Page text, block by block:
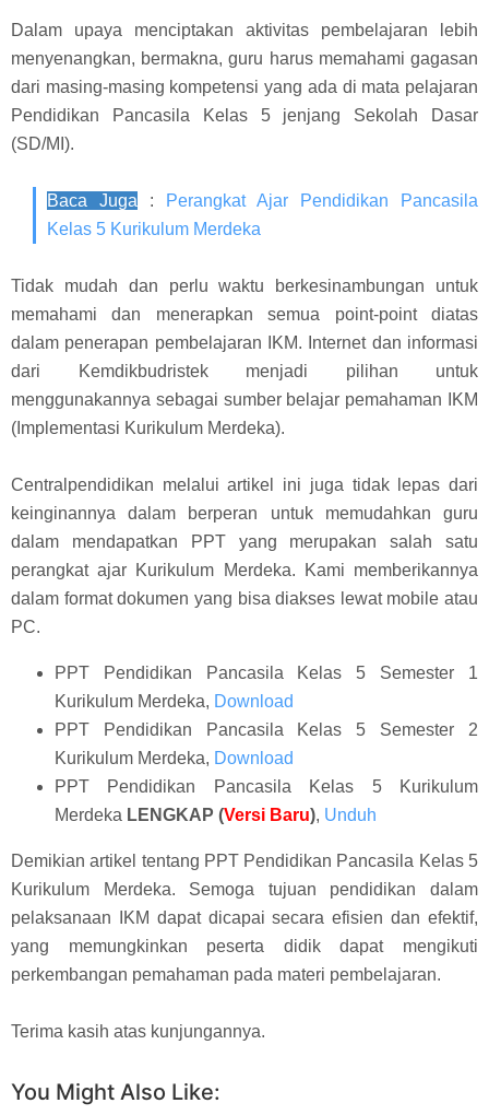
Dalam upaya menciptakan aktivitas pembelajaran lebih
menyenangkan, bermakna, guru harus memahami gagasan
dari masing-masing kompetensi yang ada di mata pelajaran
Pendidikan Pancasila Kelas 5 jenjang Sekolah Dasar
(SD/MI).
Baca Juga :
Perangkat Ajar Pendidikan Pancasila
Kelas 5 Kurikulum Merdeka
Tidak mudah dan perlu waktu berkesinambungan untuk
memahami dan menerapkan semua point-point diatas
dalam penerapan pembelajaran IKM. Internet dan informasi
dari Kemdikbudristek menjadi pilihan untuk
menggunakannya sebagai sumber belajar pemahaman IKM
(Implementasi Kurikulum Merdeka).
Centralpendidikan melalui artikel ini juga tidak lepas dari
keinginannya dalam berperan untuk memudahkan guru
dalam mendapatkan PPT yang merupakan salah satu
perangkat ajar Kurikulum Merdeka. Kami memberikannya
dalam format dokumen yang bisa diakses lewat mobile atau
PC.
PPT Pendidikan Pancasila Kelas 5 Semester 1
Kurikulum Merdeka, Download
PPT Pendidikan Pancasila Kelas 5 Semester 2
Kurikulum Merdeka, Download
PPT Pendidikan Pancasila Kelas 5 Kurikulum
Merdeka LENGKAP (Versi Baru), Unduh
Demikian artikel tentang PPT Pendidikan Pancasila Kelas 5
Kurikulum Merdeka. Semoga tujuan pendidikan dalam
pelaksanaan IKM dapat dicapai secara efisien dan efektif,
yang memungkinkan peserta didik dapat mengikuti
perkembangan pemahaman pada materi pembelajaran.
Terima kasih atas kunjungannya.
Facebook Twitter